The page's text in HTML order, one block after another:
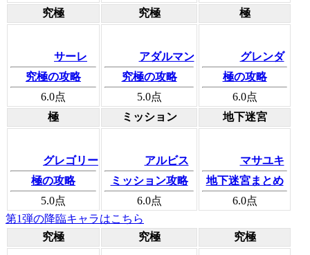
究極
究極 極
サーレ
究極の攻略
6.0点
アダルマン
究極の攻略
5.0点
グレンダ
極の攻略
6.0点
極
ミッション 地下迷宮
グレゴリー
極の攻略
5.0点
アルビス
ミッション攻略
6.0点
マサユキ
地下迷宮まとめ
6.0点
第1弾の降臨キャラはこちら
究極
究極 究極